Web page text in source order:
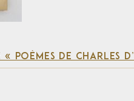
POÈMES DE CHARLES